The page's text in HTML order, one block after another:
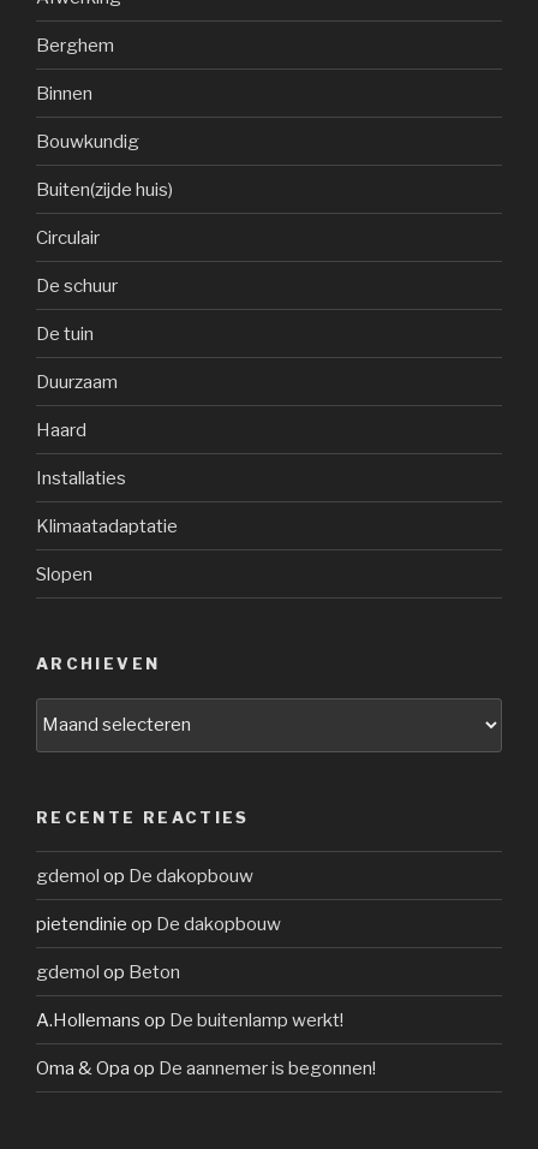
Berghem
Binnen
Bouwkundig
Buiten(zijde huis)
Circulair
De schuur
De tuin
Duurzaam
Haard
Installaties
Klimaatadaptatie
Slopen
ARCHIEVEN
RECENTE REACTIES
gdemol op De dakopbouw
pietendinie op De dakopbouw
gdemol op Beton
A.Hollemans op De buitenlamp werkt!
Oma & Opa op De aannemer is begonnen!